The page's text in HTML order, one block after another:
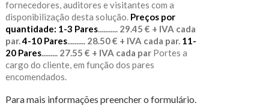
fornecedores, auditores e visitantes com a
disponibilização desta solução. Preços por
quantidade: 1-3 Pares........... 29.45 € + IVA cada
par. 4-10 Pares.......... 28.50 € + IVA cada par. 11-
20 Pares......... 27.55 € + IVA cada parPortes a
cargo do cliente, em função dos pares
encomendados.
Para mais informações preencher o formulário.